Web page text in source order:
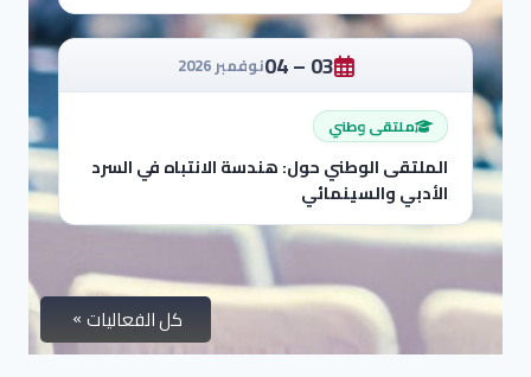
03 – 04 نوفمبر 2026
ملتقى وطني
الملتقى الوطني حول: هندسة الانتباه في السرد
الأدبي والسينمائي
كل الفعاليات